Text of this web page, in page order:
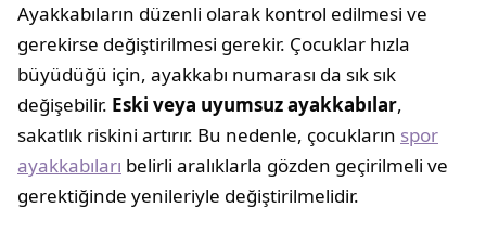
Ayakkabıların düzenli olarak kontrol edilmesi ve
gerekirse değiştirilmesi gerekir. Çocuklar hızla
büyüdüğü için, ayakkabı numarası da sık sık
değişebilir. Eski veya uyumsuz ayakkabılar,
sakatlık riskini artırır. Bu nedenle, çocukların spor
ayakkabıları belirli aralıklarla gözden geçirilmeli ve
gerektiğinde yenileriyle değiştirilmelidir.